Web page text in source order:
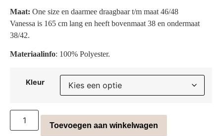
Maat: One size en daarmee draagbaar t/m maat 46/48
Vanessa is 165 cm lang en heeft bovenmaat 38 en ondermaat
38/42.
Materiaalinfo: 100% Polyester.
Kleur
Toevoegen aan winkelwagen